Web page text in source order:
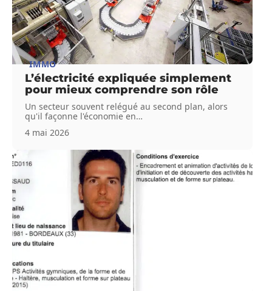
IMMO
L’électricité expliquée simplement
pour mieux comprendre son rôle
Un secteur souvent relégué au second plan, alors
qu'il façonne l'économie en…
4 mai 2026